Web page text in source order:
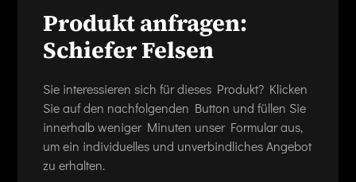
Produkt anfragen:
Schiefer Felsen
Sie interessieren sich für dieses Produkt? Klicken
Sie auf den nachfolgenden Button und füllen Sie
innerhalb weniger Minuten unser Formular aus,
um ein individuelles und unverbindliches Angebot
zu erhalten.